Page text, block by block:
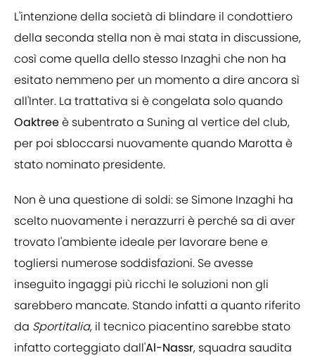
L'intenzione della società di blindare il condottiero
della seconda stella non è mai stata in discussione,
così come quella dello stesso Inzaghi che non ha
esitato nemmeno per un momento a dire ancora sì
all'Inter. La trattativa si è congelata solo quando
Oaktreeè subentrato a Suning al vertice del club,
per poi sbloccarsi nuovamente quando Marotta è
stato nominato presidente.
Non è una questione di soldi: se Simone Inzaghi ha
scelto nuovamente i nerazzurri è perché sa di aver
trovato l'ambiente ideale per lavorare bene e
togliersi numerose soddisfazioni. Se avesse
inseguito ingaggi più ricchi le soluzioni non gli
sarebbero mancate. Stando infatti a quanto riferito
da Sportitalia, il tecnico piacentino sarebbe stato
infatto corteggiato dall'Al-Nassr, squadra saudita